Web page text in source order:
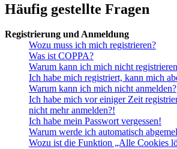
Häufig gestellte Fragen
Registrierung und Anmeldung
Wozu muss ich mich registrieren?
Was ist COPPA?
Warum kann ich mich nicht
Ich habe mich registriert, kann mich
Warum kann ich mich nicht anmelden?
Ich habe mich vor einiger Zeit
nicht mehr anmelden?!
Ich habe mein Passwort vergessen!
Warum werde ich automatisch
Wozu ist die Funktion „Alle Cookies